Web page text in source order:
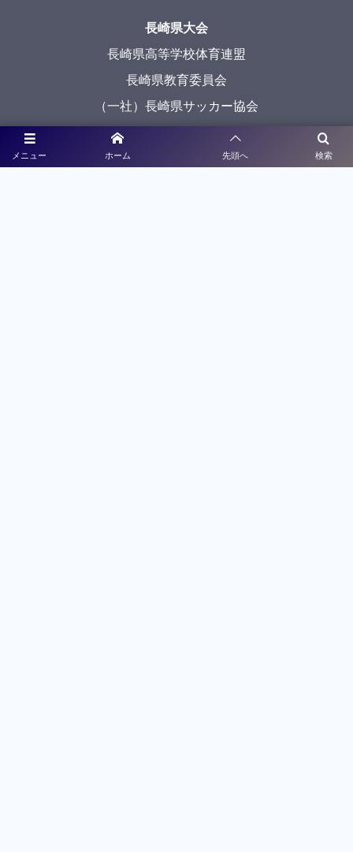
メニュー 検索
ホーム 先頭へ
長崎県大会
長崎県高等学校体育連盟
長崎県教育委員会
（一社）長崎県サッカー協会